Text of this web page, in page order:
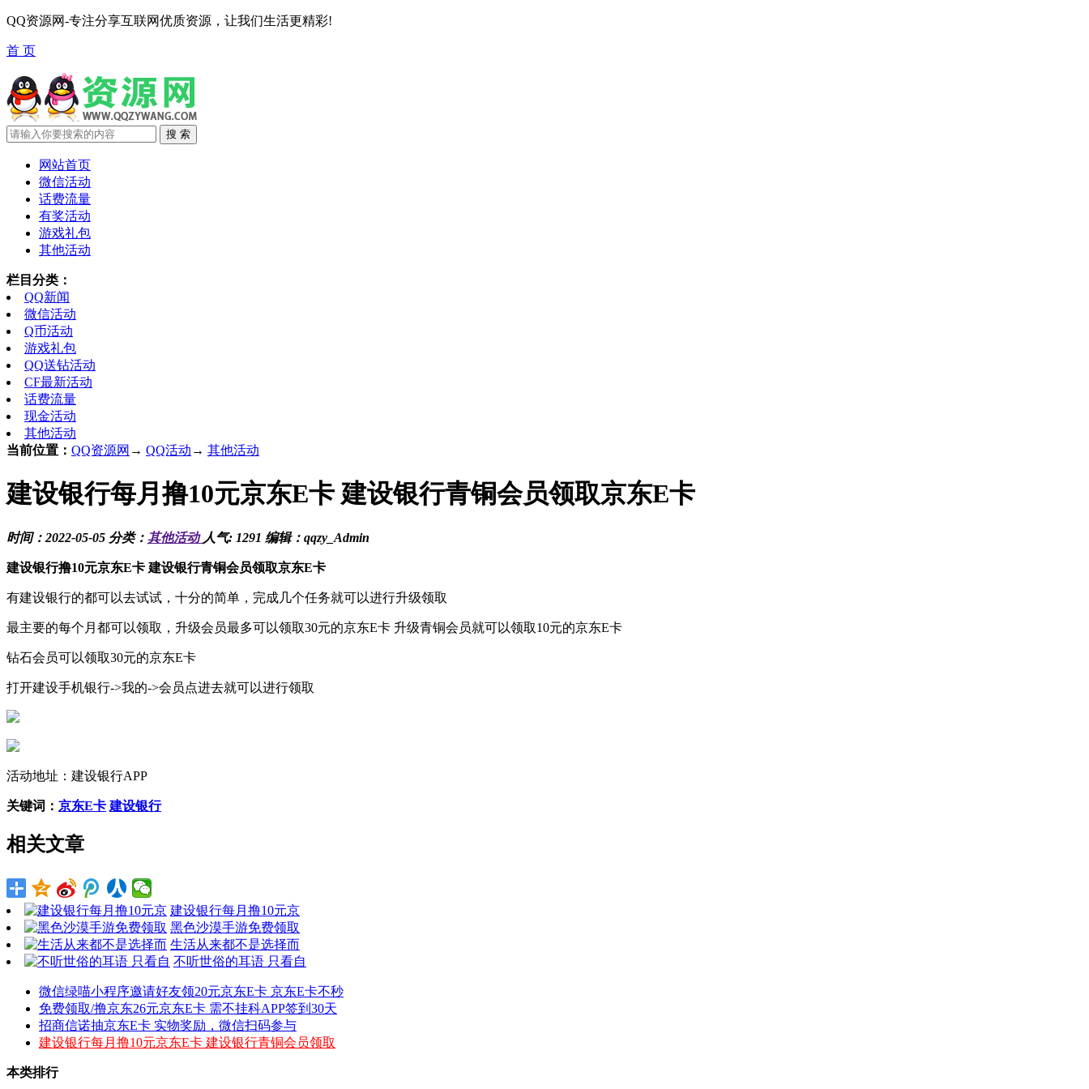
QQ资源网-专注分享互联网优质资源，让我们生活更精彩!
首 页
网站首页
微信活动
话费流量
有奖活动
游戏礼包
其他活动
栏目分类：
QQ新闻
微信活动
Q币活动
游戏礼包
QQ送钻活动
CF最新活动
话费流量
现金活动
其他活动
当前位置： QQ资源网 → QQ活动 → 其他活动
建设银行每月撸10元京东E卡 建设银行青铜会员领取京东E卡
时间：2022-05-05 分类： 其他活动 人气: 1291 编辑：qqzy_Admin
建设银行撸10元京东E卡 建设银行青铜会员领取京东E卡
有建设银行的都可以去试试，十分的简单，完成几个任务就可以进行升级领取
最主要的每个月都可以领取，升级会员最多可以领取30元的京东E卡 升级青铜会员就可以领取10元的京东E卡
钻石会员可以领取30元的京东E卡
打开建设手机银行->我的->会员点进去就可以进行领取
活动地址：建设银行APP
关键词： 京东E卡 建设银行
相关文章
建设银行每月撸10元京
黑色沙漠手游免费领取
生活从来都不是选择而
不听世俗的耳语 只看自
微信绿喵小程序邀请好友领20元京东E卡 京东E卡不秒
免费领取/撸京东26元京东E卡 需不挂科APP签到30天
招商信诺抽京东E卡 实物奖励，微信扫码参与
建设银行每月撸10元京东E卡 建设银行青铜会员领取
本类排行